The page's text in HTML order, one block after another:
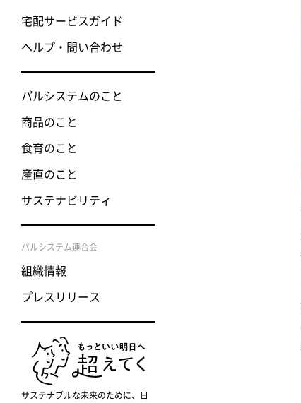
宅配サービスガイド
ヘルプ・問い合わせ
パルシステムのこと
商品のこと
食育のこと
産直のこと
サステナビリティ
パルシステム連合会
組織情報
プレスリリース
サステナブルな未来のために、日